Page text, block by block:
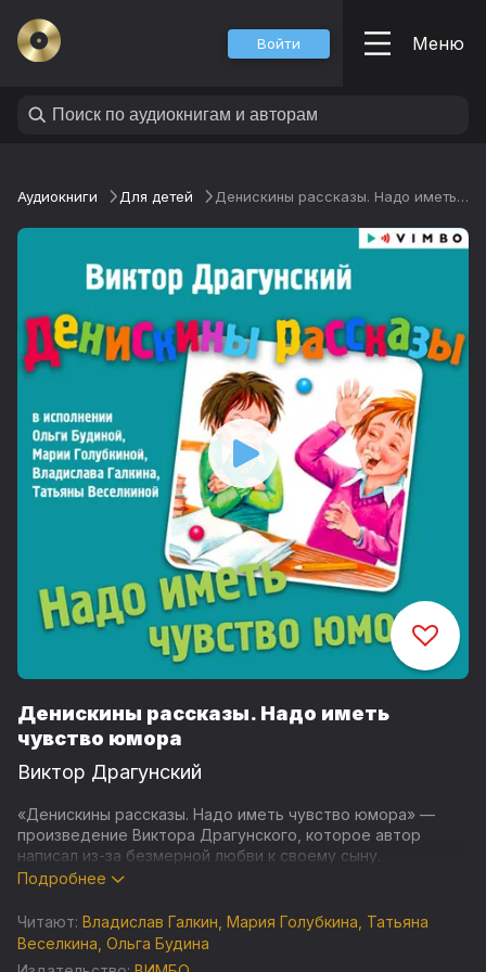
Войти Меню
Аудиокниги Для детей Денискины рассказы. Надо иметь чувство юмора
Денискины рассказы. Надо иметь
чувство юмора
Виктор Драгунский
«Денискины рассказы. Надо иметь чувство юмора» —
произведение Виктора Драгунского, которое автор
написал из-за безмерной любви к своему сыну.
понравится и нынешнему подрастающему поколению. В
сборник вошли десять рассказов, каждый из которых
Подробнее
Читают: Владислав Галкин Мария Голубкина Татьяна
Веселкина Ольга Будина